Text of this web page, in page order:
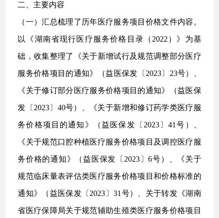
二、主要内容
（一）汇总梳理了历年医疗服务项目价格文件内容。
以《湖南省现行医疗服务价格目录（2022）》为基
础，收集整理了《关于新增试行及规范调整部分医疗
服务价格项目的通知》（益医保发〔2023〕23号）、
《关于修订部分医疗服务价格项目的通知》（益医保
发〔2023〕40号）、《关于新增和修订药学类医疗服
务价格项目的通知》（益医保发〔2023〕41号）、
《关于规范口腔种植医疗服务价格项目及调控医疗服
务价格的通知》（益医保发〔2023〕6号）、《关于
规范临床量表评估类医疗服务价格项目和价格标准的
通知》（益医保发〔2023〕31号）、关于转发《湖南
省医疗保障局关于规范辅助生殖类医疗服务价格项目